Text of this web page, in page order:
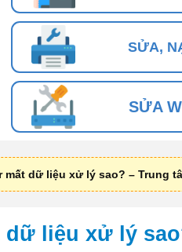
SỬA,
SỬA
mất dữ liệu xử lý sao? – Trung
liệu xử lý